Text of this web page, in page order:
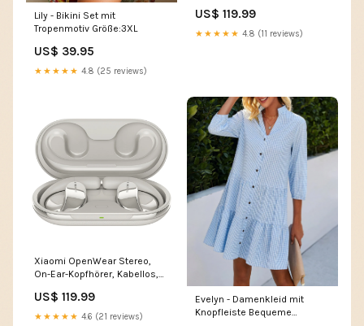
Lily - Bikini Set mit
Tropenmotiv Größe:3XL
US$ 39.95
★★★★★ 4.8 (25 reviews)
ablageregale
US$ 119.99
★★★★★ 4.8 (11 reviews)
Xiaomi OpenWear Stereo,
On-Ear-Kopfhörer, Kabellos,
beach umbrella
US$ 119.99
★★★★★ 4.6 (21 reviews)
Evelyn - Damenkleid mit
Knopfleiste Bequeme